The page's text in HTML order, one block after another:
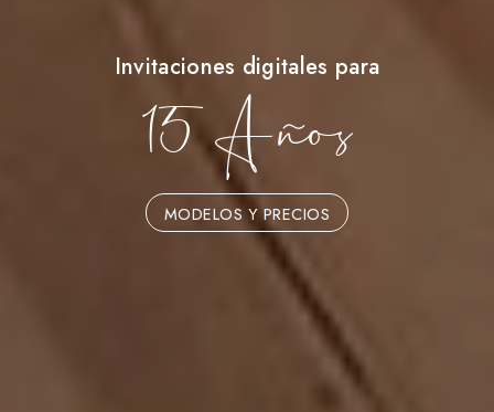
Invitaciones digitales para
15 Años
MODELOS Y PRECIOS